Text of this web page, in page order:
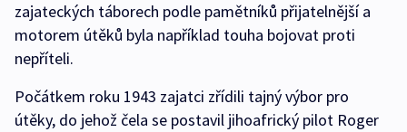
zajateckých táborech podle pamětníků přijatelnější a
motorem útěků byla například touha bojovat proti
nepříteli.
Počátkem roku 1943 zajatci zřídili tajný výbor pro
útěky, do jehož čela se postavil jihoafrický pilot Roger